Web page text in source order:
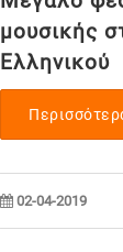
μουσικής
Ελληνικού
02-04-2019